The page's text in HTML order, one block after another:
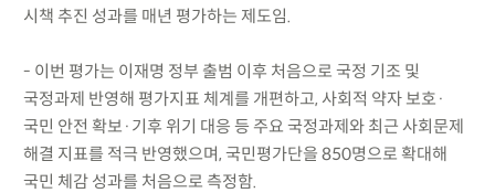
시책 추진 성과를 매년 평가하는 제도임.
- 이번 평가는 이재명 정부 출범 이후 처음으로 국정 기조 및
국정과제 반영해 평가지표 체계를 개편하고, 사회적 약자 보호·
국민 안전 확보·기후 위기 대응 등 주요 국정과제와 최근 사회문제
해결 지표를 적극 반영했으며, 국민평가단을 850명으로 확대해
국민 체감 성과를 처음으로 측정함.